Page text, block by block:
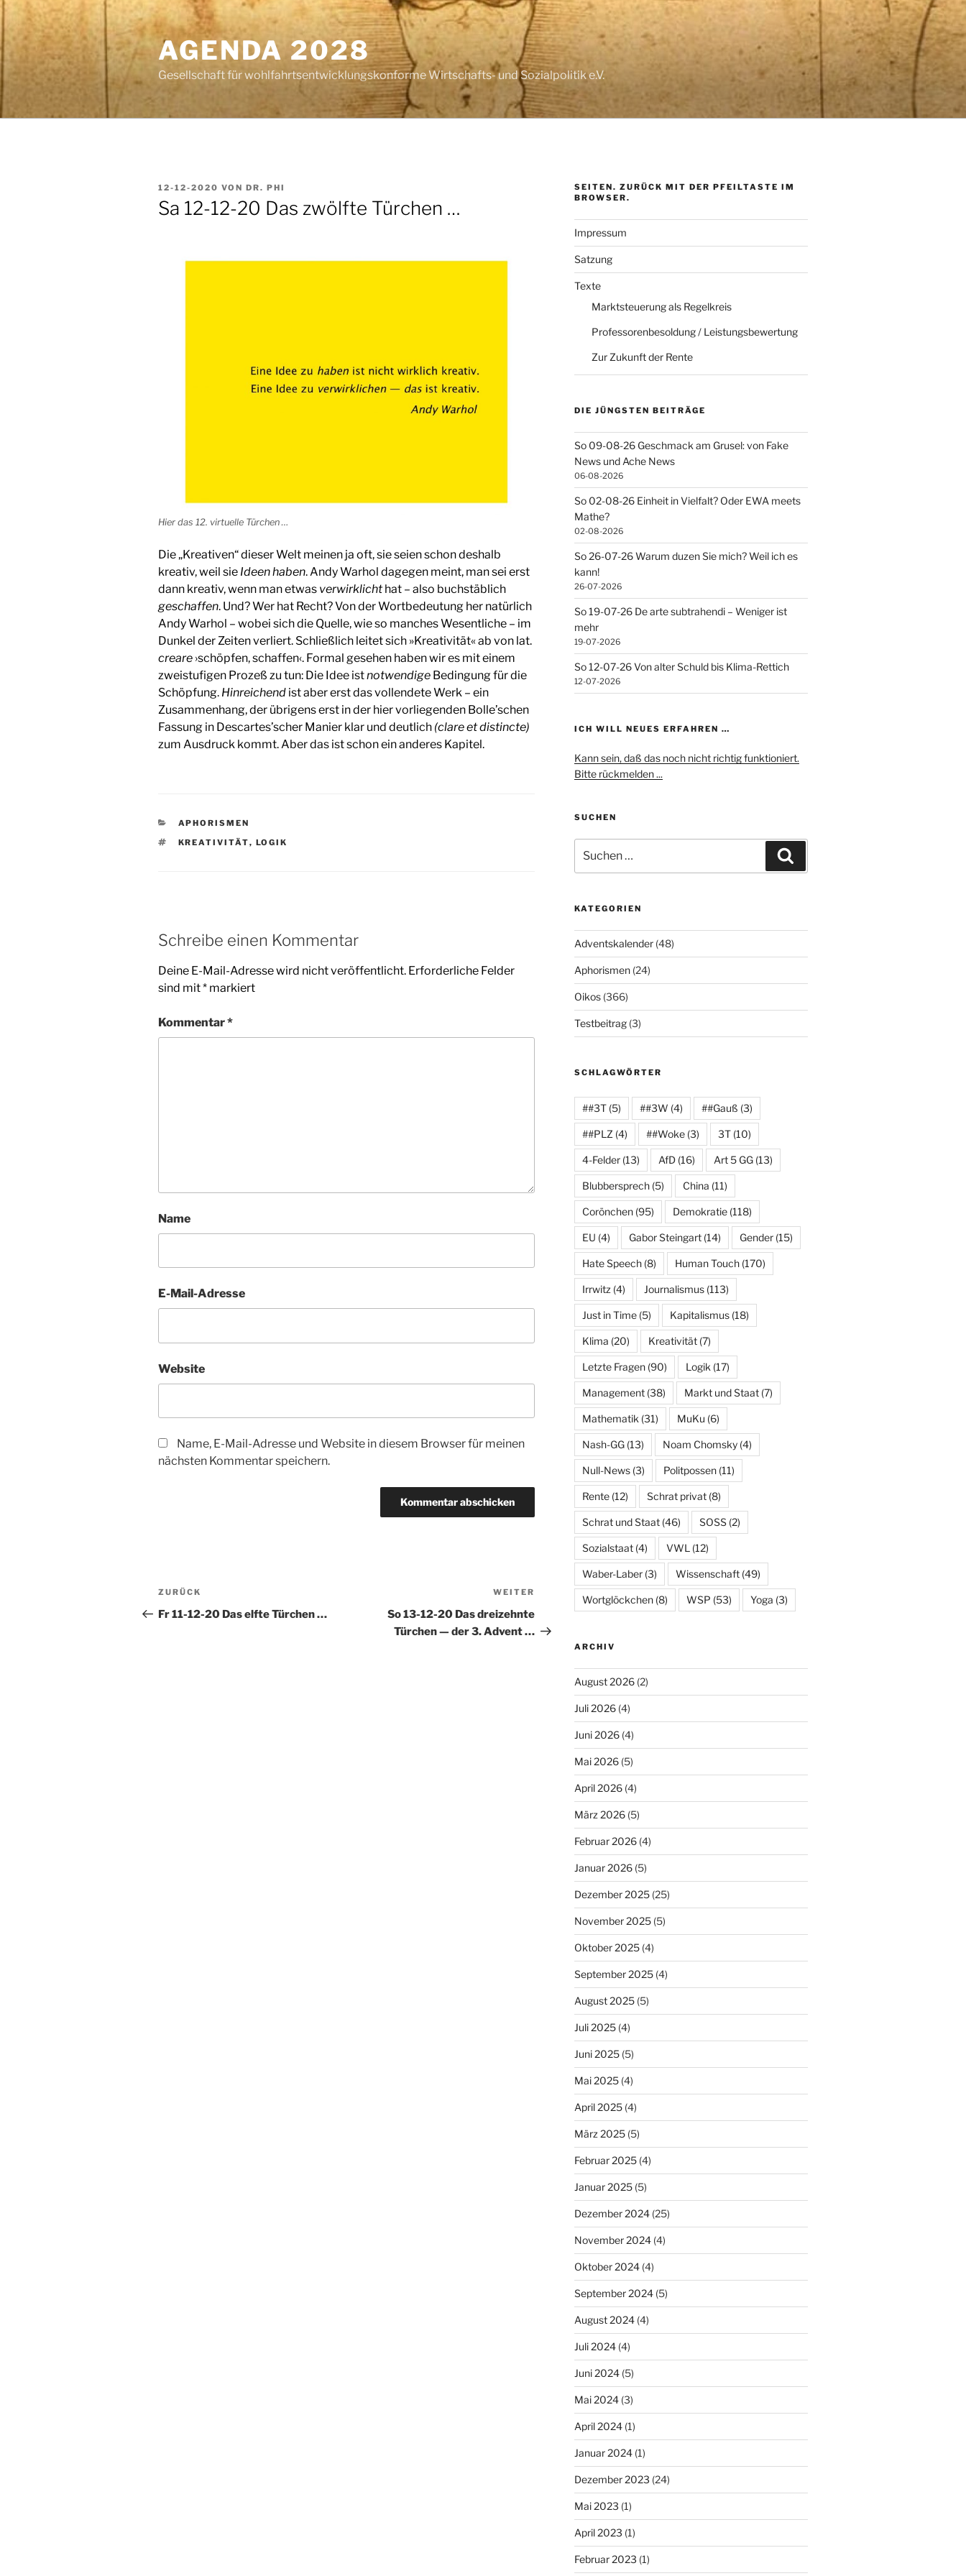
Zum
Inhalt
springen
AGENDA 2028
Gesellschaft für wohlfahrtsentwicklungskonforme Wirtschafts- und Sozialpolitik e.V.
VERÖFFENTLICHT
AM
12-12-2020 VON DR. PHI
Sa 12-12-20 Das zwölfte Türchen …
Hier das 12. virtuelle Türchen …
Die „Kreativen“ dieser Welt meinen ja oft, sie seien schon deshalb
kreativ, weil sie Ideenhaben. Andy Warhol dagegen meint, man sei erst
dann kreativ, wenn man etwas verwirklichthat – also buchstäblich
geschaffen. Und? Wer hat Recht? Von der Wortbedeutung her natürlich
Andy Warhol – wobei sich die Quelle, wie so manches Wesentliche – im
Dunkel der Zeiten verliert. Schließlich leitet sich »Kreativität« ab von lat.
creare ›schöpfen, schaffen‹. Formal gesehen haben wir es mit einem
zweistufigen Prozeß zu tun: Die Idee istnotwendige Bedingung für die
Schöpfung. Hinreichend ist aber erst das vollendete Werk – ein
Zusammenhang, der übrigens erst in der hier vorliegenden Bolle’schen
Fassung in Descartes’scher Manier klar und deutlich (clare et distincte)
zum Ausdruck kommt. Aber das ist schon ein anderes Kapitel.
KATEGORIEN
APHORISMEN
SCHLAGWÖRTER
KREATIVITÄT, LOGIK
Schreibe einen Kommentar
Deine E-Mail-Adresse wird nicht veröffentlicht. Erforderliche Felder
sind mit* markiert
Kommentar*
Name
E-Mail-Adresse
Website
Name, E-Mail-Adresse und Website in diesem Browser für meinen
nächsten Kommentar speichern.
Beitragsnavigation
Vorheriger
Beitrag
ZURÜCK
Fr 11-12-20 Das elfte Türchen …
Nächster
Beitrag
WEITER
So 13-12-20 Das dreizehnte
Türchen — der 3. Advent …
SEITEN. ZURÜCK MIT DER PFEILTASTE IM
BROWSER.
Impressum
Satzung
Texte
Marktsteuerung als Regelkreis
Professorenbesoldung / Leistungsbewertung
Zur Zukunft der Rente
DIE JÜNGSTEN BEITRÄGE
So 09-08-26 Geschmack am Grusel: von Fake
News und Ache News
06-08-2026
So 02-08-26 Einheit in Vielfalt? Oder EWA meets
Mathe?
02-08-2026
So 26-07-26 Warum duzen Sie mich? Weil ich es
kann!
26-07-2026
So 19-07-26 De arte subtrahendi – Weniger ist
mehr
19-07-2026
So 12-07-26 Von alter Schuld bis Klima-Rettich
12-07-2026
ICH WILL NEUES ERFAHREN …
Kann sein, daß das noch nicht richtig funktioniert.
Bitte rückmelden ...
SUCHEN
nach:
KATEGORIEN
Adventskalender(48)
Aphorismen(24)
Oikos(366)
Testbeitrag(3)
SCHLAGWÖRTER
##3T(5) ##3W (4) ##Gauß (3)
##PLZ (4) ##Woke(3) 3T(10)
4-Felder(13) AfD(16) Art 5 GG(13)
Blubbersprech(5) China (11)
Corönchen(95) Demokratie(118)
EU (4) Gabor Steingart(14) Gender(15)
Hate Speech(8) Human Touch(170)
Irrwitz (4) Journalismus(113)
Just in Time(5) Kapitalismus(18)
Klima (20) Kreativität(7)
Letzte Fragen(90) Logik (17)
Management(38) Markt und Staat(7)
Mathematik (31) MuKu (6)
Nash-GG(13) Noam Chomsky(4)
Null-News(3) Politpossen(11)
Rente(12) Schrat privat(8)
Schrat und Staat(46) SOSS(2)
Sozialstaat(4) VWL (12)
Waber-Laber(3) Wissenschaft(49)
Wortglöckchen(8) WSP (53) Yoga (3)
ARCHIV
August 2026(2)
Juli 2026(4)
Juni 2026(4)
Mai 2026(5)
April 2026(4)
März 2026(5)
Februar 2026(4)
Januar 2026(5)
Dezember 2025(25)
November 2025(5)
Oktober 2025(4)
September 2025(4)
August 2025(5)
Juli 2025(4)
Juni 2025(5)
Mai 2025(4)
April 2025(4)
März 2025(5)
Februar 2025(4)
Januar 2025(5)
Dezember 2024(25)
November 2024(4)
Oktober 2024(4)
September 2024(5)
August 2024(4)
Juli 2024(4)
Juni 2024(5)
Mai 2024(3)
April 2024(1)
Januar 2024(1)
Dezember 2023 (24)
Mai 2023 (1)
April 2023 (1)
Februar 2023 (1)